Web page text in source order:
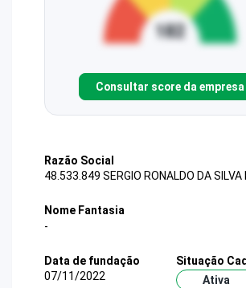
Consultar score da empresa
Razão Social
48.533.849 SERGIO RONALDO DA
Nome Fantasia
-
Data de fundação
07/11/2022
Situação
Ativa